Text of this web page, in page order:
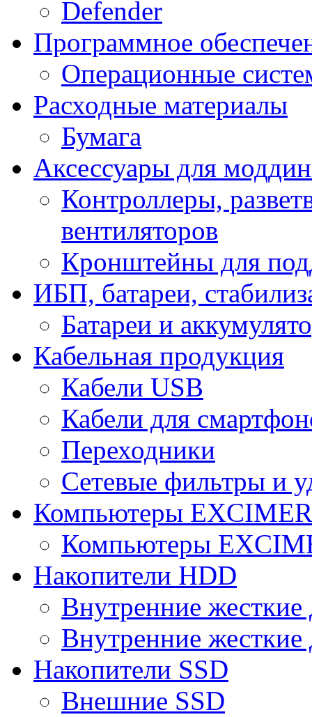
Defender
Программное
Операционные
Расходные материалы
Бумага
Аксессуары для
Контроллеры,
вентиляторов
Кронштейны для
ИБП, батареи,
Батареи и
Кабельная продукция
Кабели USB
Кабели для
Переходники
Сетевые фильтры и
Компьютеры
Компьютеры
Накопители HDD
Внутренние
Внутренние
Накопители SSD
Внешние SSD